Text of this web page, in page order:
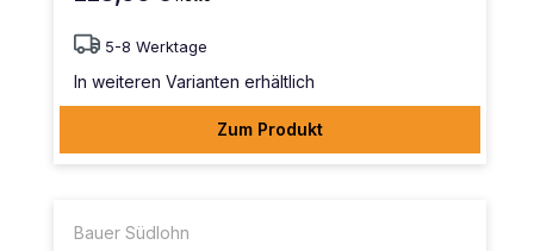
5-8 Werktage
In weiteren Varianten erhältlich
Zum Produkt
Bauer Südlohn